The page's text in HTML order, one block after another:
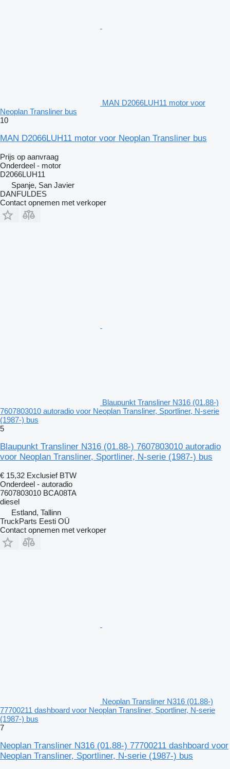
MAN D2066LUH11 motor voor
Neoplan Transliner bus
10
MAN D2066LUH11 motor voor Neoplan Transliner bus
Prijs op aanvraag
Onderdeel - motor
D2066LUH11
Spanje, San Javier
DANFULDES
Contact opnemen met verkoper
Blaupunkt Transliner N316 (01.88-)
7607803010 autoradio voor Neoplan Transliner, Sportliner, N-serie
(1987-) bus
5
Blaupunkt Transliner N316 (01.88-) 7607803010 autoradio
voor Neoplan Transliner, Sportliner, N-serie (1987-) bus
€ 15,32 Exclusief BTW
Onderdeel - autoradio
7607803010 BCA08TA
diesel
Estland, Tallinn
TruckParts Eesti OÜ
Contact opnemen met verkoper
Neoplan Transliner N316 (01.88-)
77700211 dashboard voor Neoplan Transliner, Sportliner, N-serie
(1987-) bus
7
Neoplan Transliner N316 (01.88-) 77700211 dashboard voor
Neoplan Transliner, Sportliner, N-serie (1987-) bus